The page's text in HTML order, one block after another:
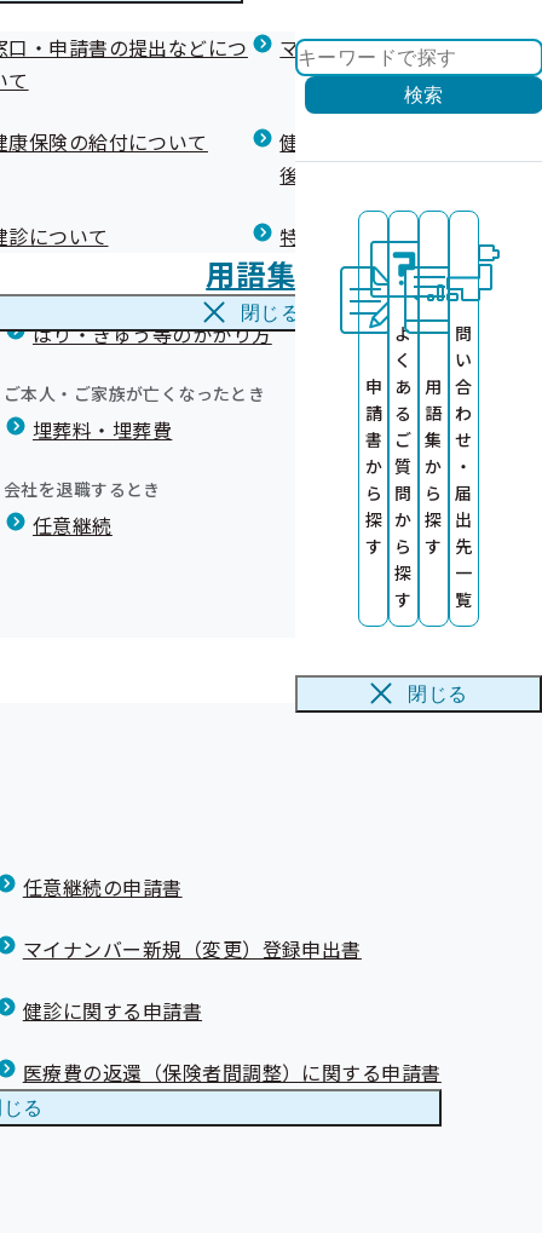
医療費が高額になりそう・なったとき
限度額適用認定・高額療養費・高額介護合算
医療費の全額を負担したとき
海外で急な病気にかかり治療を受けたとき
はり・きゅう等のかかり方
ご本人・ご家族が亡くなったとき
埋葬料・埋葬費
会社を退職するとき
任意継続
任意継続の申請書
マイナンバー新規（変更）登録申出書
健診に関する申請書
医療費の返還（保険者間調整）に関する申請書
じる
健診を受けた後の健康づくり
いて 健康宣言（コラボヘルス）
） 健康づくりコラム
口・申請書の提出などにつ
て
マイナ保険証等関連について
康保険の給付について
健康保険任意継続制度（退職
後の健康保険）について
診について 特定保健指導について
用語集
閉じる
検索
申
請
書
か
ら
探
す
よ
く
あ
る
ご
質
問
か
ら
探
す
用
語
集
か
ら
探
す
問
い
合
わ
せ
・
届
出
先
一
覧
閉じる